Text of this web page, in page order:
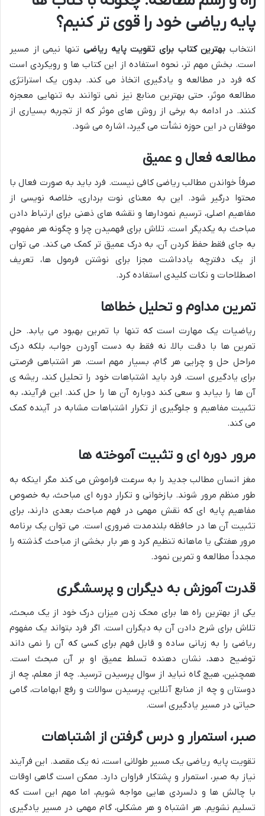
پایه ریاضی خود را قوی تر کنیم؟
انتخاب بهترین کتاب برای تقویت پایه ریاضی تنها نیمی از مسیر
است. بخش مهم تر، نحوه استفاده از این کتاب ها و رویکردی است
که فرد در مطالعه و یادگیری اتخاذ می کند. بدون یک استراتژی
مطالعه موثر، حتی بهترین منابع نیز نمی توانند به تنهایی معجزه
کنند. در ادامه به برخی از روش های موثر که از تجربه بسیاری از
موفقان در این حوزه نشأت می گیرد، اشاره می شود.
مطالعه فعال و عمیق
صرفاً خواندن مطالب ریاضی کافی نیست. فرد باید به صورت فعال با
محتوا درگیر شود. این به معنای نوت برداری، خلاصه نویسی از
مفاهیم اصلی، ترسیم نمودارها و نقشه های ذهنی برای ارتباط دادن
مباحث به یکدیگر است. تلاش برای فهمیدن چرا و چگونه هر مفهوم،
به جای فقط حفظ کردن آن، به درک عمیق تر کمک می کند. می توان
از یک دفترچه یادداشت مجزا برای نوشتن فرمول ها، تعریف
اصطلاحات و نکات کلیدی استفاده کرد.
تمرین مداوم و تحلیل خطاها
ریاضیات یک مهارت است که تنها با تمرین بهبود می یابد. حل
تمرین ها با دقت بالا، نه فقط به دست آوردن جواب، بلکه درک
مراحل حل و چرایی هر گام، بسیار مهم است. هر اشتباهی فرصتی
برای یادگیری است. فرد باید اشتباهات خود را تحلیل کند، ریشه ی
آن ها را بیابد و سعی کند دوباره آن ها را حل کند. این فرآیند، به
تثبیت مفاهیم و جلوگیری از تکرار اشتباهات مشابه در آینده کمک
می کند.
مرور دوره ای و تثبیت آموخته ها
مغز انسان مطالب جدید را به سرعت فراموش می کند مگر اینکه به
طور منظم مرور شوند. بازخوانی و تکرار دوره ای مباحث، به خصوص
مفاهیم پایه ای که نقش مهمی در فهم مباحث بعدی دارند، برای
تثبیت آن ها در حافظه بلندمدت ضروری است. می توان یک برنامه
مرور هفتگی یا ماهانه تنظیم کرد و هر بار بخشی از مباحث گذشته را
مجدداً مطالعه و تمرین نمود.
قدرت آموزش به دیگران و پرسشگری
یکی از بهترین راه ها برای محک زدن میزان درک خود از یک مبحث،
تلاش برای شرح دادن آن به دیگران است. اگر فرد بتواند یک مفهوم
ریاضی را به زبانی ساده و قابل فهم برای کسی که آن را نمی داند
توضیح دهد، نشان دهنده تسلط عمیق او بر آن مبحث است.
همچنین، هیچ گاه نباید از سوال پرسیدن ترسید. چه از معلم، چه از
دوستان و چه از منابع آنلاین، پرسیدن سوالات و رفع ابهامات، گامی
حیاتی در مسیر یادگیری است.
صبر، استمرار و درس گرفتن از اشتباهات
تقویت پایه ریاضی یک مسیر طولانی است، نه یک مقصد. این فرآیند
نیاز به صبر، استمرار و پشتکار فراوان دارد. ممکن است گاهی اوقات
با چالش ها و دلسردی هایی مواجه شویم، اما مهم این است که
تسلیم نشویم. هر اشتباه و هر مشکلی، گام مهمی در مسیر یادگیری